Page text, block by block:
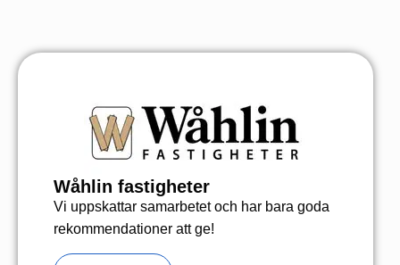
Wåhlin fastigheter
Vi uppskattar samarbetet och har bara goda
rekommendationer att ge!